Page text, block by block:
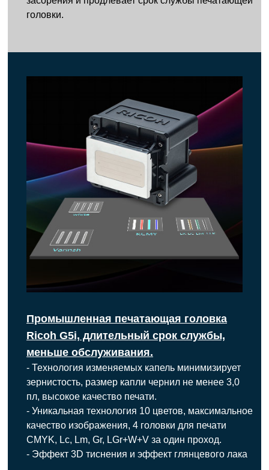
головки.
Промышленная печатающая головка
Ricoh G5i, длительный срок службы,
меньше обслуживания.
- Технология изменяемых капель минимизирует
зернистость, размер капли чернил не менее 3,0
пл, высокое качество печати.
- Уникальная технология 10 цветов, максимальное
качество изображения, 4 головки для печати
CMYK, Lc, Lm, Gr, LGr+W+V за один проход.
- Эффект 3D тиснения и эффект глянцевого лака